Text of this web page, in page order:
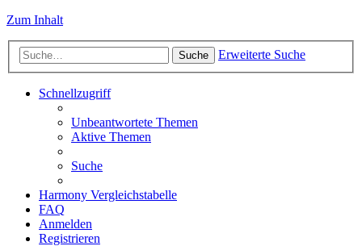
Zum Inhalt
Suche Erweiterte Suche
Schnellzugriff
Unbeantwortete Themen
Aktive Themen
Suche
Harmony Vergleichstabelle
FAQ
Anmelden
Registrieren